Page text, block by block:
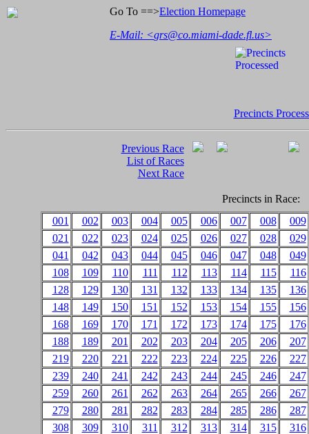
Go To ==>Election Homepage
E-Mail: <grs@co.miami-dade.fl.us>
Precincts
Previous Race
List of Races
Next Race
Precincts in Race:
001
002 003 004 005 006 007 008
009
021
022 023 024 025 026 027 028
029
041
042 043 044 045 046 047 048
049
108
109 110 111 112 113 114 115
116
128
129 130 131 132 133 134 135
136
148
149 150 151 152 153 154 155
156
168
169 170 171 172 173 174 175
176
188
189 201 202 203 204 205 206
207
219
220 221 222 223 224 225 226
227
239
240 241 242 243 244 245 246
247
259
260 261 262 263 264 265 266
267
279
280 281 282 283 284 285 286
287
308
309 310 311 312 313 314 315
316